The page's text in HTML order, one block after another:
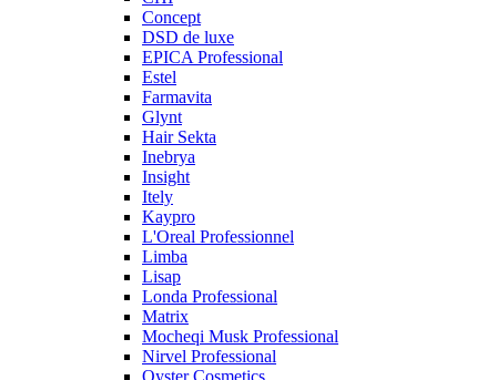
Concept
DSD de luxe
EPICA Professional
Estel
Farmavita
Glynt
Hair Sekta
Inebrya
Insight
Itely
Kaypro
L'Oreal Professionnel
Limba
Lisap
Londa Professional
Matrix
Mocheqi Musk Professional
Nirvel Professional
Oyster Cosmetics